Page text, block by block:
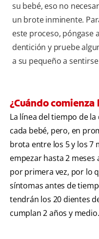
su bebé, eso no
un brote inminente.
este proceso, póngase
dentición y pruebe
a su pequeño a
¿Cuándo
La línea del tiempo de
cada bebé, pero, en
brota entre los 5 y los 7
empezar hasta 2 meses
por primera vez, por lo
síntomas antes de
tendrán los 20 dientes
cumplan 2 años y medio.